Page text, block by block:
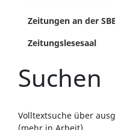
Zeitungen an der
Zeitungslesesaal
Suchen
Volltextsuche über